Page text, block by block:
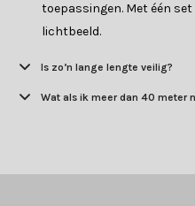
toepassingen. Met één
lichtbeeld.
Is zo’n lange lengte veilig?
Wat als ik meer dan 40 meter